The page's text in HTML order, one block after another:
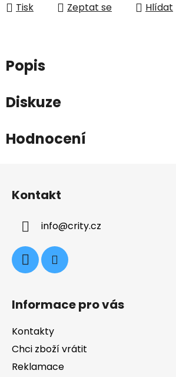
Tisk Zeptat se Hlídat
Popis
Diskuze
Hodnocení
Kontakt
info@crity.cz
Informace pro vás
Kontakty
Chci zboží vrátit
Reklamace